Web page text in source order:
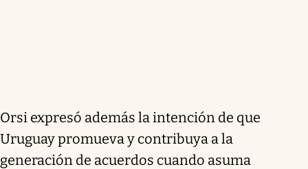
Orsi expresó además la intención de que
Uruguay promueva y contribuya a la
generación de acuerdos cuando asuma